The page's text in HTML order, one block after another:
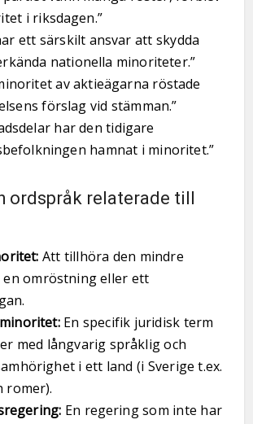
i riksdagen.”
ett särskilt ansvar att skydda
nationella minoriteter.”
av aktieägarna röstade
förslag vid stämman.”
har den tidigare
hamnat i minoritet.”
ordspråk relaterade till
Att tillhöra den mindre
omröstning eller ett
En specifik juridisk term
med långvarig språklig och
i ett land (i Sverige t.ex.
romer).
En regering som inte har